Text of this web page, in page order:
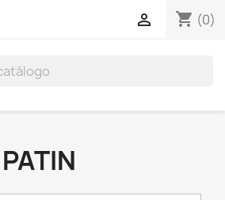
shopping_cart (0)
